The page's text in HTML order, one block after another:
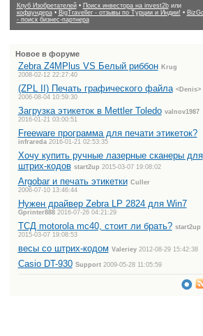
Клуб Изобретателей• Поиск инвестора на invest2bили
кофаундера• BigTraveller - отзывы по Турции и Индии! •
- поиск бизнес-партнера
Новое в форуме
Zebra Z4MPlus VS Белый риббон
Krug
2008-02-12 22:27:40
(ZPL II) Печать графического файла <Denis>
2006-08-04 10:59:30
Загрузка этикеток в Mettler Toledo valnov1987
2016-01-21 03:00:51
Freeware программа для печати этикеток?
infrareda 2016-01-21 02:53:35
Хочу купить ручные лазерные сканеры для
штрих-кодов start2up 2015-03-07 19:08:02
Argobar и печать этикетки Culler
2006-07-10 13:46:44
Нужен драйвер Zebra LP 2824 для Win7
Gprinter888 2016-07-26 04:21:29
ТСД motorola mc40, стоит ли брать? start2up
2015-03-07 19:08:53
весы со штрих-кодом Valeriey 2012-08-29 15:42:38
Casio DT-930 Support 2009-05-28 11:05:59